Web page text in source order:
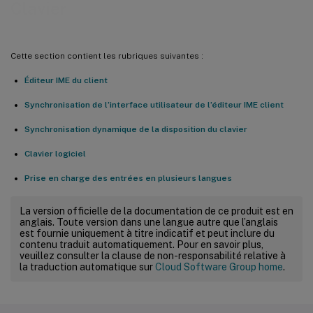
Cette section contient les rubriques suivantes :
Éditeur IME du client
Synchronisation de l’interface utilisateur de l’éditeur IME client
Synchronisation dynamique de la disposition du clavier
Clavier logiciel
Prise en charge des entrées en plusieurs langues
La version officielle de la documentation de ce produit est en
anglais. Toute version dans une langue autre que l’anglais
est fournie uniquement à titre indicatif et peut inclure du
contenu traduit automatiquement. Pour en savoir plus,
veuillez consulter la clause de non-responsabilité relative à
la traduction automatique surCloud Software Group home.